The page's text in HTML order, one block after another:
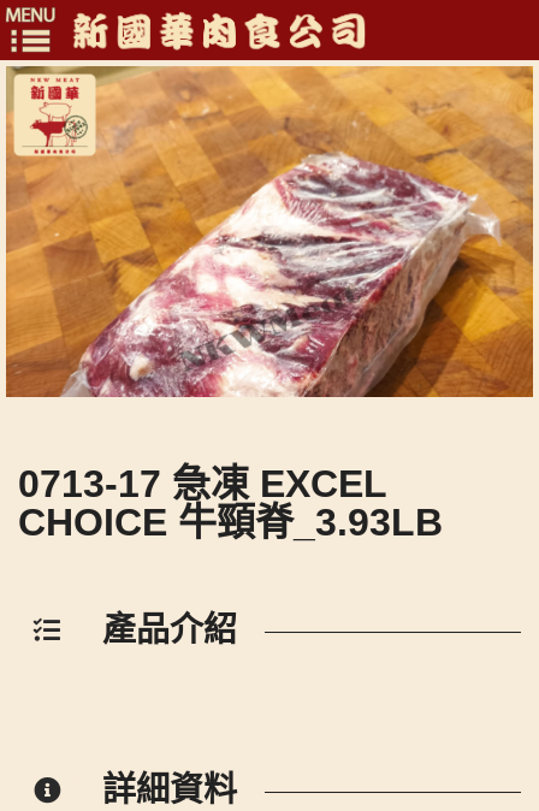
Toggle
navigation
0713-17 急凍 EXCEL
CHOICE 牛頸脊_3.93LB
產品介紹
詳細資料